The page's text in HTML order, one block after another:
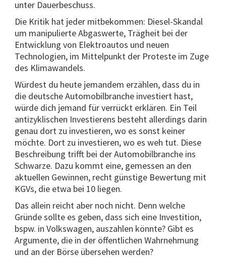
unter Dauerbeschuss.
Die Kritik hat jeder mitbekommen: Diesel-Skandal
um manipulierte Abgaswerte, Trägheit bei der
Entwicklung von Elektroautos und neuen
Technologien, im Mittelpunkt der Proteste im Zuge
des Klimawandels.
Würdest du heute jemandem erzählen, dass du in
die deutsche Automobilbranche investiert hast,
würde dich jemand für verrückt erklären. Ein Teil
antizyklischen Investierens besteht allerdings darin
genau dort zu investieren, wo es sonst keiner
möchte. Dort zu investieren, wo es weh tut. Diese
Beschreibung trifft bei der Automobilbranche ins
Schwarze. Dazu kommt eine, gemessen an den
aktuellen Gewinnen, recht günstige Bewertung mit
KGVs, die etwa bei 10 liegen.
Das allein reicht aber noch nicht. Denn welche
Gründe sollte es geben, dass sich eine Investition,
bspw. in Volkswagen, auszahlen könnte? Gibt es
Argumente, die in der öffentlichen Wahrnehmung
und an der Börse übersehen werden?